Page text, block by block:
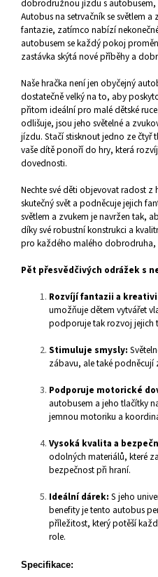
dobrodružnou jízdu s autobusem,
Autobus na setrvačník se světlem
fantazie, zatímco nabízí
autobusem se každý pokoj
zastávka skýtá nové příběhy a
Naše hračka není jen obyčejný
dostatečně velký na to, aby
přitom ideální pro malé dětské
odlišuje, jsou jeho světelné a
jízdu. Stačí stisknout jedno ze čtyř
vaše dítě ponoří do hry, která
dovednosti.
Nechte své děti objevovat radost z
skutečný svět a podněcuje jejich
světlem a zvukem je navržen tak,
díky své robustní konstrukci a
pro každého malého dobrodruha,
Pět přesvědčivých odrážek s
Rozvíjí fantazii a
umožňuje dětem vytvářet
podporuje tak rozvoj jejich
Stimuluje smysly:
zábavu, ale také podněcují
Podporuje motorické
autobusem a jeho tlačítky
jemnou motoriku a
Vysoká kvalita a
odolných materiálů, které
bezpečnost při hraní.
Ideální dárek: S jeho
benefity je tento autobus
příležitost, který potěší
role.
Specifikace: